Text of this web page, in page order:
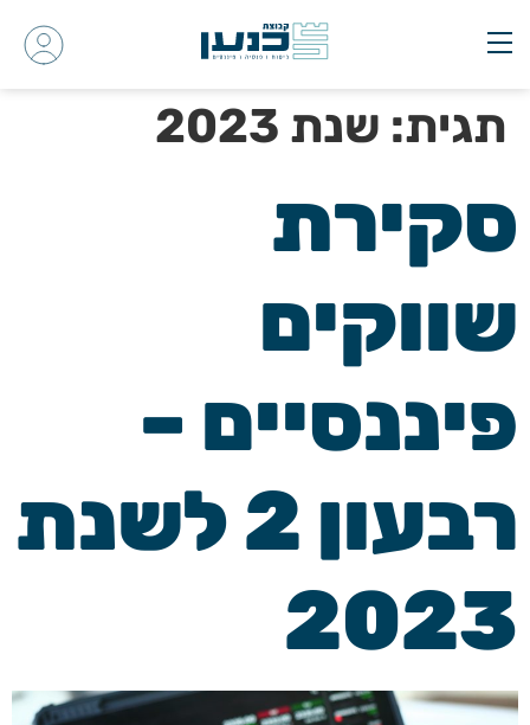
תגית: שנת 2023
סקירת
שווקים
פיננסיים –
רבעון 2 לשנת
2023